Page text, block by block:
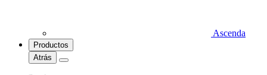
Ascenda
Productos
Atrás